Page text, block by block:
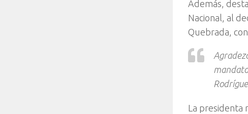
Además,
Nacional, al
Quebrada,
La presidenta